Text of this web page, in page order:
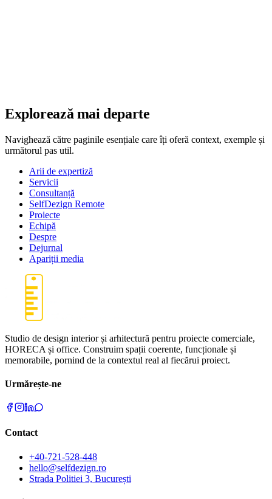
Explorează mai departe
Navighează către paginile esențiale care îți oferă context, exemple și
următorul pas util.
Arii de expertiză
Servicii
Consultanță
SelfDezign Remote
Proiecte
Echipă
Despre
Dejurnal
Apariții media
Studio de design interior și arhitectură pentru proiecte comerciale,
HORECA și office. Construim spații coerente, funcționale și
memorabile, pornind de la contextul real al fiecărui proiect.
Urmărește-ne
Contact
+40-721-528-448
hello@selfdezign.ro
Strada Politiei 3, București